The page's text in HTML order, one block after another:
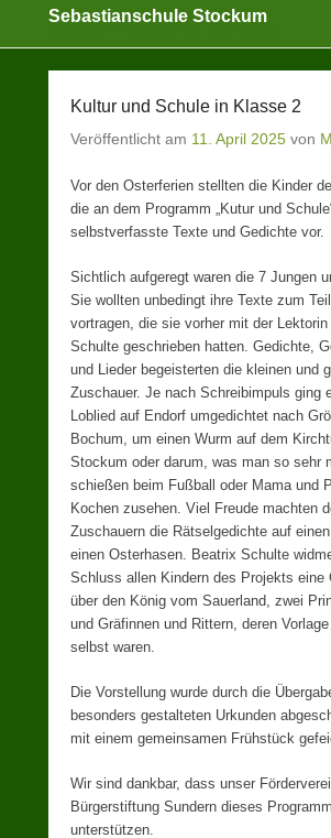
Sebastianschule Stockum
Kultur und Schule in Klasse 2
Veröffentlicht am 11. April 2025 von
Vor den Osterferien stellten die Kinder
die an dem Programm „Kutur und
selbstverfasste Texte und Gedichte vor.
Sichtlich aufgeregt waren die 7 Jungen
Sie wollten unbedingt ihre Texte zum
vortragen, die sie vorher mit der Lektorin
Schulte geschrieben hatten. Gedichte,
und Lieder begeisterten die kleinen und
Zuschauer. Je nach Schreibimpuls ging
Loblied auf Endorf umgedichtet nach
Bochum, um einen Wurm auf dem
Stockum oder darum, was man so sehr
schießen beim Fußball oder Mama und
Kochen zusehen. Viel Freude machten
Zuschauern die Rätselgedichte auf
einen Osterhasen. Beatrix Schulte
Schluss allen Kindern des Projekts eine
über den König vom Sauerland, zwei
und Gräfinnen und Rittern, deren
selbst waren.
Die Vorstellung wurde durch die
besonders gestalteten Urkunden
mit einem gemeinsamen Frühstück
Wir sind dankbar, dass unser
Bürgerstiftung Sundern dieses
unterstützen.